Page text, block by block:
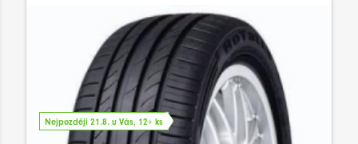
Nejpozději 21.8. u Vás, 12+ ks